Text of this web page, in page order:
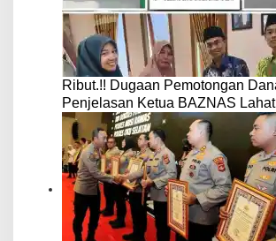
Ribut.!! Dugaan Pemotongan
Penjelasan Ketua BAZNAS Lahat